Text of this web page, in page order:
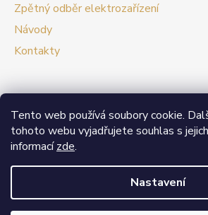
Tento web používá soubory cookie.
tohoto webu vyjadřujete souhlas s
informacízde.
Nastavení
Zpětný odběr elektrozařízení
Návody
Kontakty
Prezentační web Smart
V případě zájmu o velkoobchodní
neváhejte kontaktovat.